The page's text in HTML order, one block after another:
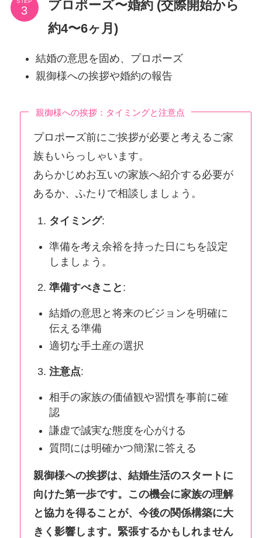
プロポーズ〜婚約 (交際開始から
約4〜6ヶ月)
結婚の意思を固め、プロポーズ
親御様への挨拶や婚約の報告
親御様への挨拶：タイミングと注意点
プロポーズ前にご挨拶が必要と考えるご家
族もいらっしゃいます。
あらかじめお互いの家族へ紹介する必要が
あるか、ふたりで相談しましょう。
タイミング:
準備を考え余裕を持った日にちを設定
しましょう。
準備すべきこと :
結婚の意思と将来のビジョンを明確に
伝える準備
適切な手土産の選択
注意点:
相手の家族の価値観や習慣を事前に確
認
謙虚で誠実な態度を心がける
質問には明確かつ簡潔に答える
親御様への挨拶は、結婚生活のスタートに
向けた第一歩です。この機会に家族の理解
と協力を得ることが、今後の関係構築に大
きく影響します。緊張するかもしれません